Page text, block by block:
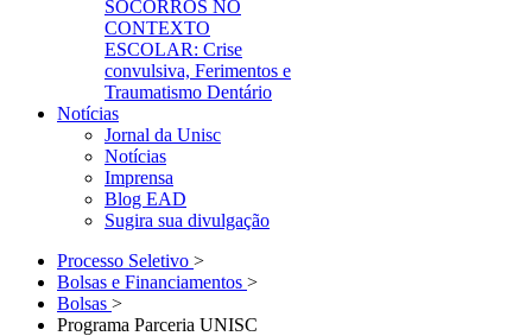
SOCORROS NO
CONTEXTO
ESCOLAR: Crise
convulsiva, Ferimentos e
Traumatismo Dentário
Notícias
Jornal da Unisc
Notícias
Imprensa
Blog EAD
Sugira sua divulgação
Processo Seletivo >
Bolsas e Financiamentos >
Bolsas >
Programa Parceria UNISC